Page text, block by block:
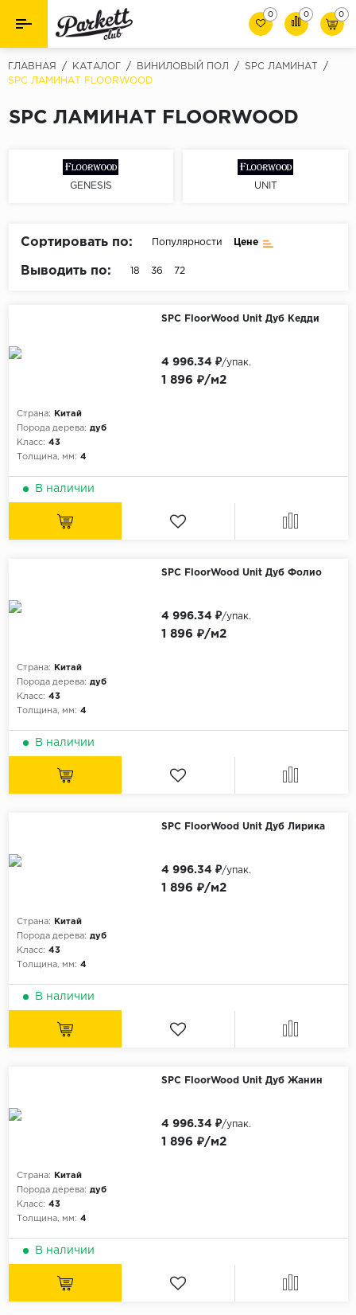
Назад Назад
32 класс
34 класс
Фаска
BINYL PRO
KASTAMONU
KRONOTEX
Бельгия
Орех
Виниловый пол (SPC/ПВХ)
Материалы для укладки
Плинтус
Подложка под паркет и ламинат
0 0 0
ГЛАВНАЯ / КАТАЛОГ / ВИНИЛОВЫЙ ПОЛ / SPC ЛАМИНАТ
/
SPC ЛАМИНАТ FLOORWOOD
SPC ЛАМИНАТ FLOORWOOD
GENESIS UNIT
Сортировать по: Популярности Цене
Выводить по: 18 36 72
SPC FloorWood Unit Дуб Кедди
Страна:
Китай
Порода дерева: дуб
Класс: 43
Толщина, мм: 4
1 896 ₽/м2
4 996.34 ₽/упак.
В наличии
SPC FloorWood Unit Дуб Фолио
Страна:
Китай
Порода дерева: дуб
Класс: 43
Толщина, мм: 4
1 896 ₽/м2
4 996.34 ₽/упак.
В наличии
SPC FloorWood Unit Дуб Лирика
Страна:
Китай
Порода дерева: дуб
Класс: 43
Толщина, мм: 4
1 896 ₽/м2
4 996.34 ₽/упак.
В наличии
SPC FloorWood Unit Дуб Жанин
Страна:
Китай
Порода дерева: дуб
Класс: 43
Толщина, мм: 4
1 896 ₽/м2
4 996.34 ₽/упак.
В наличии